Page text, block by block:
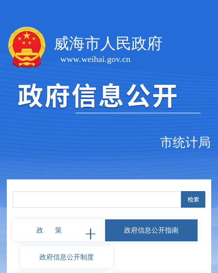
威海市人民政府
www.weihai.gov.cn
市统计局
政 策 政府信息公开指南
政府信息公开制度